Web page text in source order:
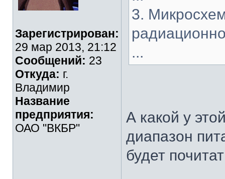
Зарегистрирован:
29 мар 2013, 21:12
Сообщений: 23
Откуда: г.
Владимир
Название
предприятия:
ОАО "ВКБР"
3.
...
А какой у
диапазон
будет